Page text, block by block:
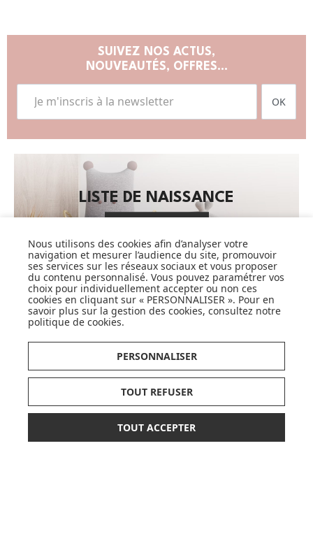
13,50 €
SUIVEZ NOS ACTUS,
NOUVEAUTÉS, OFFRES...
OK
LISTE DE NAISSANCE
CARTES CADEAUX
JE DÉCOUVRE
Pionnier du WEB, leader français de la distribution
sélective en puériculture depuis plus de 15 ans,
Nous utilisons des cookies afin d’analyser votre
navigation et mesurer l’audience du site, promouvoir
ses services sur les réseaux sociaux et vous proposer
du contenu personnalisé. Vous pouvez paramétrer vos
choix pour individuellement accepter ou non ces
cookies en cliquant sur « PERSONNALISER ». Pour en
savoir plus sur la gestion des cookies, consultez notre
politique de cookies.
PERSONNALISER
TOUT REFUSER
TOUT ACCEPTER